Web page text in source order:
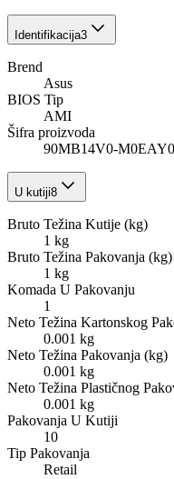
Identifikacija3
Brend
Asus
BIOS Tip
AMI
Šifra proizvoda
90MB14V0-M0EAY0
U kutiji8
Bruto Težina Kutije (kg)
1 kg
Bruto Težina Pakovanja (kg)
1 kg
Komada U Pakovanju
1
Neto Težina Kartonskog
0.001 kg
Neto Težina Pakovanja (kg)
0.001 kg
Neto Težina Plastičnog
0.001 kg
Pakovanja U Kutiji
10
Tip Pakovanja
Retail